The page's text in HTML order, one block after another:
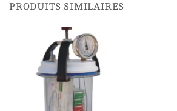
PRODUITS SIMILAIRES